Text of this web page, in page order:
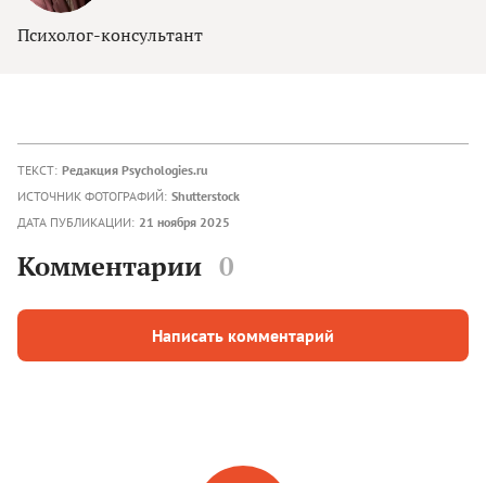
Психолог-консультант
ТЕКСТ: Редакция Psychologies.ru
ИСТОЧНИК ФОТОГРАФИЙ: Shutterstock
ДАТА ПУБЛИКАЦИИ: 21 ноября 2025
Комментарии 0
Написать комментарий